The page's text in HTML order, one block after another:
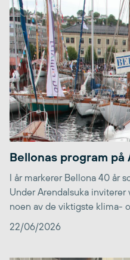
Bellonas program på
I år markerer Bellona 40 år
Under Arendalsuka
noen av de viktigste klima-
22/06/2026